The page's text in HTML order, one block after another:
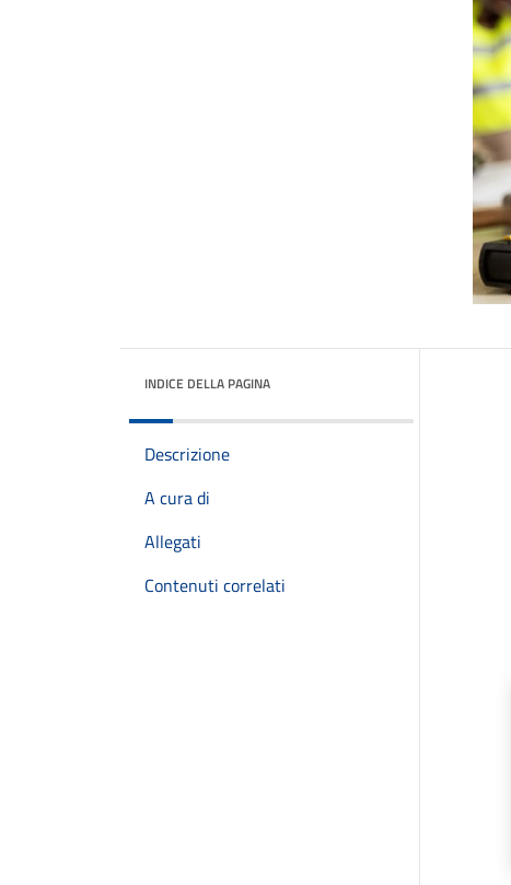
INDICE DELLA PAGINA
Descrizione
A cura di
Allegati
Contenuti correlati